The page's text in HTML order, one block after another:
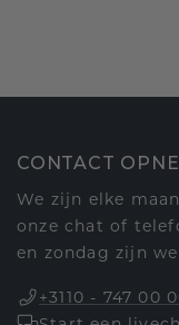
CONTACT
We zijn elke
onze chat of
en zondag zijn
+3110 - 747 00